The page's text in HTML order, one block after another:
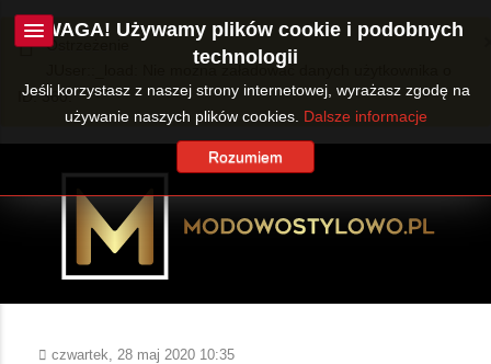
Ostrzeżenie
JUser::_load: Nie można załadować danych użytkownika o
ID: 360.
czwartek, 28 maj 2020 10:35
UWAGA! Używamy plików cookie i podobnych
technologii
Jeśli korzystasz z naszej strony internetowej, wyrażasz zgodę na
używanie naszych plików cookies. Dalsze informacje
Rozumiem